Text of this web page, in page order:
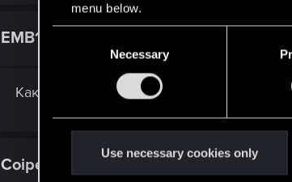
menu below.
Necessary
Use necessary cookies only
:
EMB1TTERED
Как считаете,1660ti+R5 2600 ,16Gb
Coiper